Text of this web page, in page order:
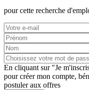
pour cette recherche
En cliquant sur "Je
pour créer mon compte,
postuler aux offres